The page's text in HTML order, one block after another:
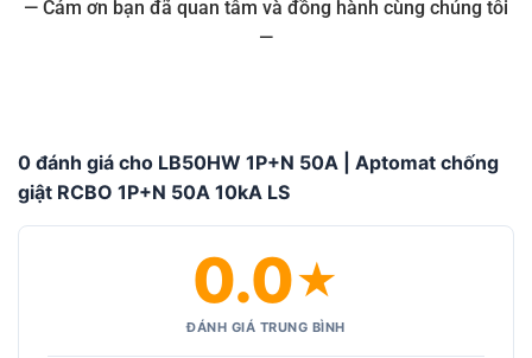
— Cảm ơn bạn đã quan tâm và đồng hành cùng chúng tôi
—
0 đánh giá cho LB50HW 1P+N 50A | Aptomat chống
giật RCBO 1P+N 50A 10kA LS
0.0★
ĐÁNH GIÁ TRUNG BÌNH